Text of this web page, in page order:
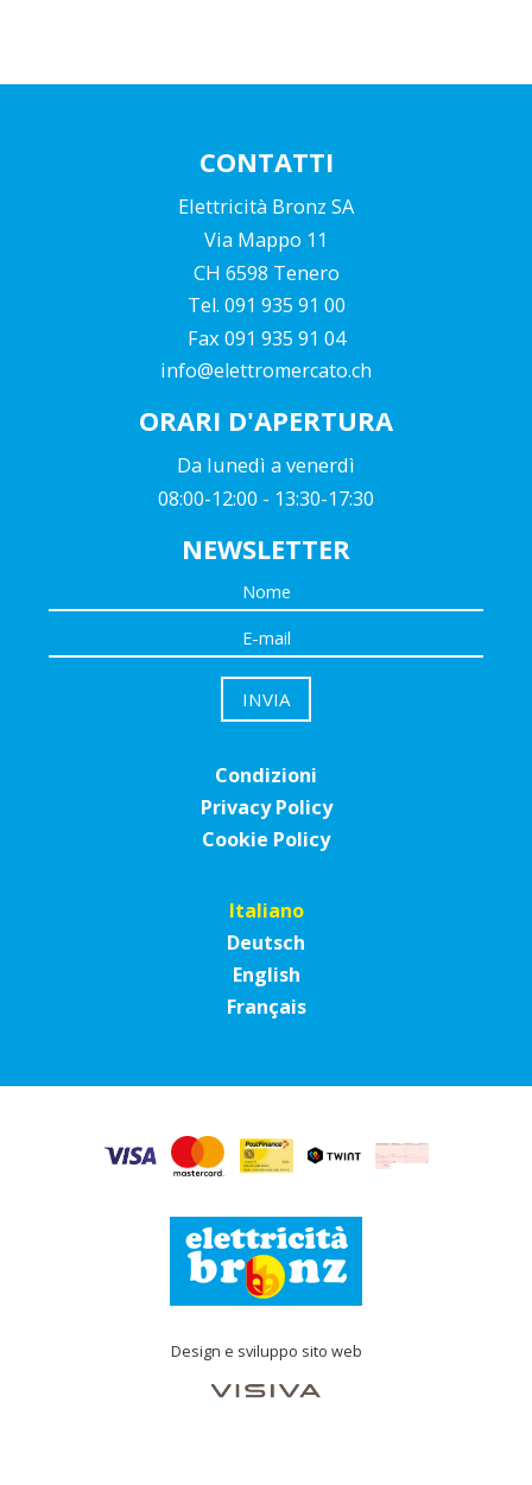
CONTATTI
Elettricità Bronz SA
Via Mappo 11
CH 6598 Tenero
Tel. 091 935 91 00
Fax 091 935 91 04
info@elettromercato.ch
ORARI D'APERTURA
Da lunedì a venerdì
08:00-12:00 - 13:30-17:30
NEWSLETTER
Condizioni
Privacy Policy
Cookie Policy
Italiano
Deutsch
English
Français
Design e sviluppo sito web